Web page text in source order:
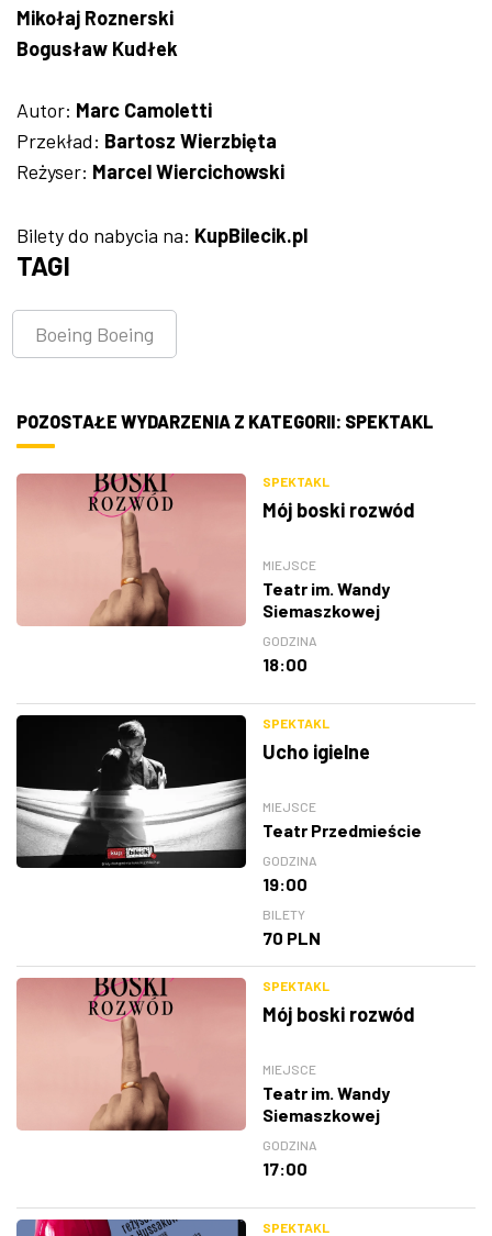
Mikołaj Roznerski
Bogusław Kudłek
Autor: Marc Camoletti
Przekład: Bartosz Wierzbięta
Reżyser: Marcel Wiercichowski
Bilety do nabycia na: KupBilecik.pl
TAGI
Boeing Boeing
POZOSTAŁE WYDARZENIA Z KATEGORII: SPEKTAKL
SPEKTAKL
Mój boski rozwód
MIEJSCE
Teatr im. Wandy
Siemaszkowej
GODZINA
18:00
SPEKTAKL
Ucho igielne
MIEJSCE
Teatr Przedmieście
GODZINA
19:00
BILETY
70 PLN
SPEKTAKL
Mój boski rozwód
MIEJSCE
Teatr im. Wandy
Siemaszkowej
GODZINA
17:00
SPEKTAKL